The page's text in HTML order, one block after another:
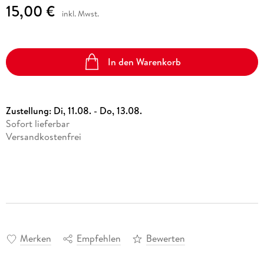
15,00 € inkl. Mwst.
In den Warenkorb
Zustellung: Di, 11.08. - Do, 13.08.
Sofort lieferbar
Versandkostenfrei
Merken Empfehlen Bewerten